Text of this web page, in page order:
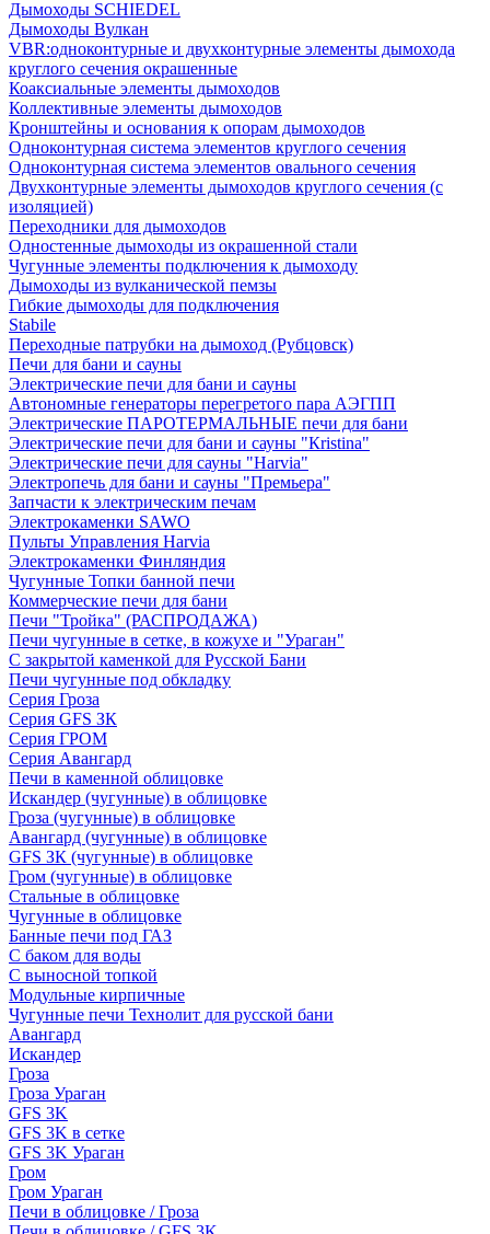
Дымоходы SCHIEDEL
Дымоходы Вулкан
VBR:одноконтурные и двухконтурные элементы дымохода
круглого сечения окрашенные
Коаксиальные элементы дымоходов
Коллективные элементы дымоходов
Кронштейны и основания к опорам дымоходов
Одноконтурная система элементов круглого сечения
Одноконтурная система элементов овального сечения
Двухконтурные элементы дымоходов круглого сечения (с
изоляцией)
Переходники для дымоходов
Одностенные дымоходы из окрашенной стали
Чугунные элементы подключения к дымоходу
Дымоходы из вулканической пемзы
Гибкие дымоходы для подключения
Stabile
Переходные патрубки на дымоход (Рубцовск)
Печи для бани и сауны
Электрические печи для бани и сауны
Автономные генераторы перегретого пара АЭГПП
Электрические ПАРОТЕРМАЛЬНЫЕ печи для бани
Электрические печи для бани и сауны "Кristina"
Электрические печи для сауны "Harvia"
Электропечь для бани и сауны "Премьера"
Запчасти к электрическим печам
Электрокаменки SAWO
Пульты Управления Harvia
Электрокаменки Финляндия
Чугунные Топки банной печи
Коммерческие печи для бани
Печи "Тройка" (РАСПРОДАЖА)
Печи чугунные в сетке, в кожухе и "Ураган"
С закрытой каменкой для Русской Бани
Печи чугунные под обкладку
Серия Гроза
Серия GFS ЗК
Серия ГРОМ
Серия Авангард
Печи в каменной облицовке
Искандер (чугунные) в облицовке
Гроза (чугунные) в облицовке
Авангард (чугунные) в облицовке
GFS ЗК (чугунные) в облицовке
Гром (чугунные) в облицовке
Стальные в облицовке
Чугунные в облицовке
Банные печи под ГАЗ
С баком для воды
С выносной топкой
Модульные кирпичные
Чугунные печи Технолит для русской бани
Авангард
Искандер
Гроза
Гроза Ураган
GFS 3K
GFS 3K в сетке
GFS 3K Ураган
Гром
Гром Ураган
Печи в облицовке / Гроза